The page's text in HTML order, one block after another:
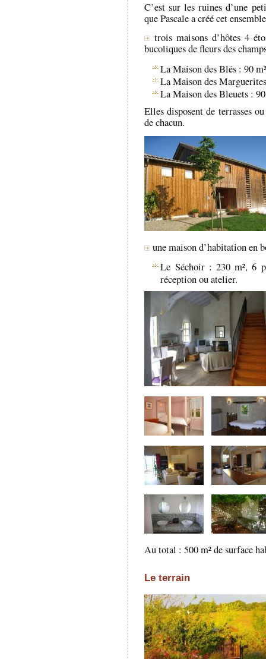
C’est sur les ruines d’une
que Pascale a créé cet
trois maisons d’hôtes 4
bucoliques de fleurs des
La Maison des Blés : 90
La Maison des
La Maison des Bleuets :
Elles disposent de terrasses
de chacun.
une maison d’habitation en
Le Séchoir : 230 m², 6
réception ou atelier.
Au total : 500 m² de surface
Le terrain